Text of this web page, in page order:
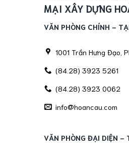
MẠI XÂY DỰNG
VĂN PHÒNG CHÍNH -
1001 Trần Hưng Đạo,
(84.28) 3923 5261
(84.28) 3923 0062
info@hoancau.com
VĂN PHÒNG ĐẠI DIỆN -